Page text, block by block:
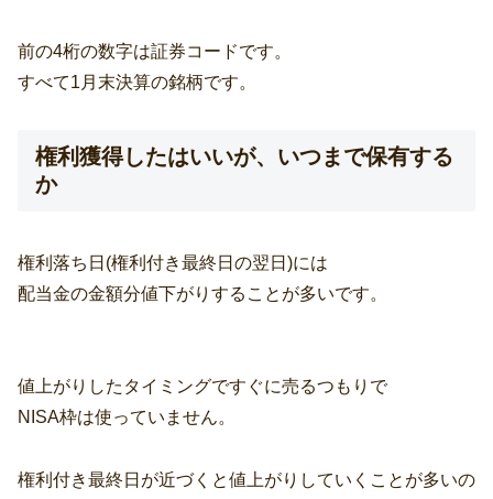
前の4桁の数字は証券コードです。
すべて1月末決算の銘柄です。
権利獲得したはいいが、いつまで保有する
か
権利落ち日(権利付き最終日の翌日)には
配当金の金額分値下がりすることが多いです。
値上がりしたタイミングですぐに売るつもりで
NISA枠は使っていません。
権利付き最終日が近づくと値上がりしていくことが多いの